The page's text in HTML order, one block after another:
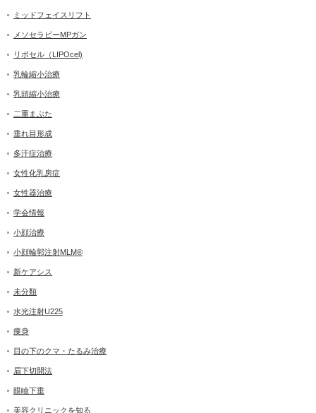
ミッドフェイスリフト
メソセラピーMPガン
リポセル（LIPOcel)
乳輪縮小治療
乳頭縮小治療
二重まぶた
垂れ目形成
多汗症治療
女性化乳房症
女性器治療
学会情報
小顔治療
小顔輪郭注射MLM®
新ケアシス
未分類
水光注射U225
痩身
目の下のクマ・たるみ治療
眉下切開法
眼瞼下垂
美容クリニックを知る